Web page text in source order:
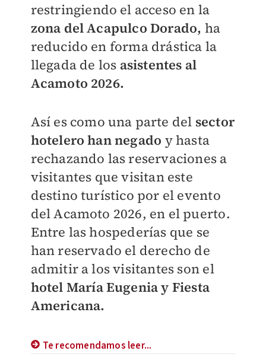
restringiendo el acceso en la
zona del Acapulco Dorado, ha
reducido en forma drástica la
llegada de los asistentes al
Acamoto 2026.
Así es como una parte del sector
hotelero han negado y hasta
rechazando las reservaciones a
visitantes que visitan este
destino turístico por el evento
del Acamoto 2026, en el puerto.
Entre las hospederías que se
han reservado el derecho de
admitir a los visitantes son el
hotel María Eugenia y Fiesta
Americana.
Te recomendamos leer...